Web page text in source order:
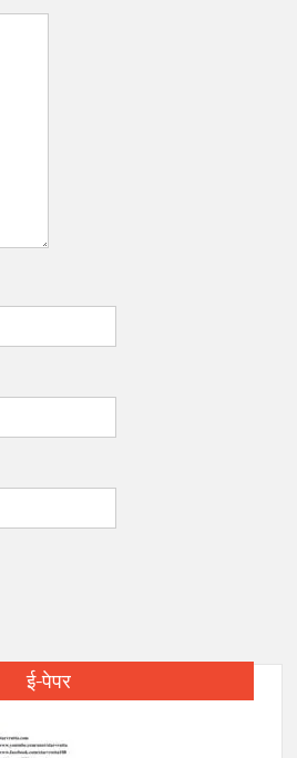
ई-पेपर